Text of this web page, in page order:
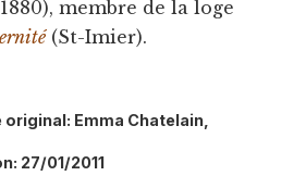
membre de la loge
(St-Imier).
Emma Chatelain,
27/01/2011